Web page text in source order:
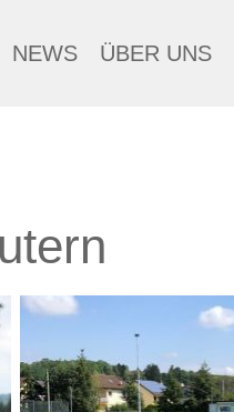
NEWS ÜBER UNS